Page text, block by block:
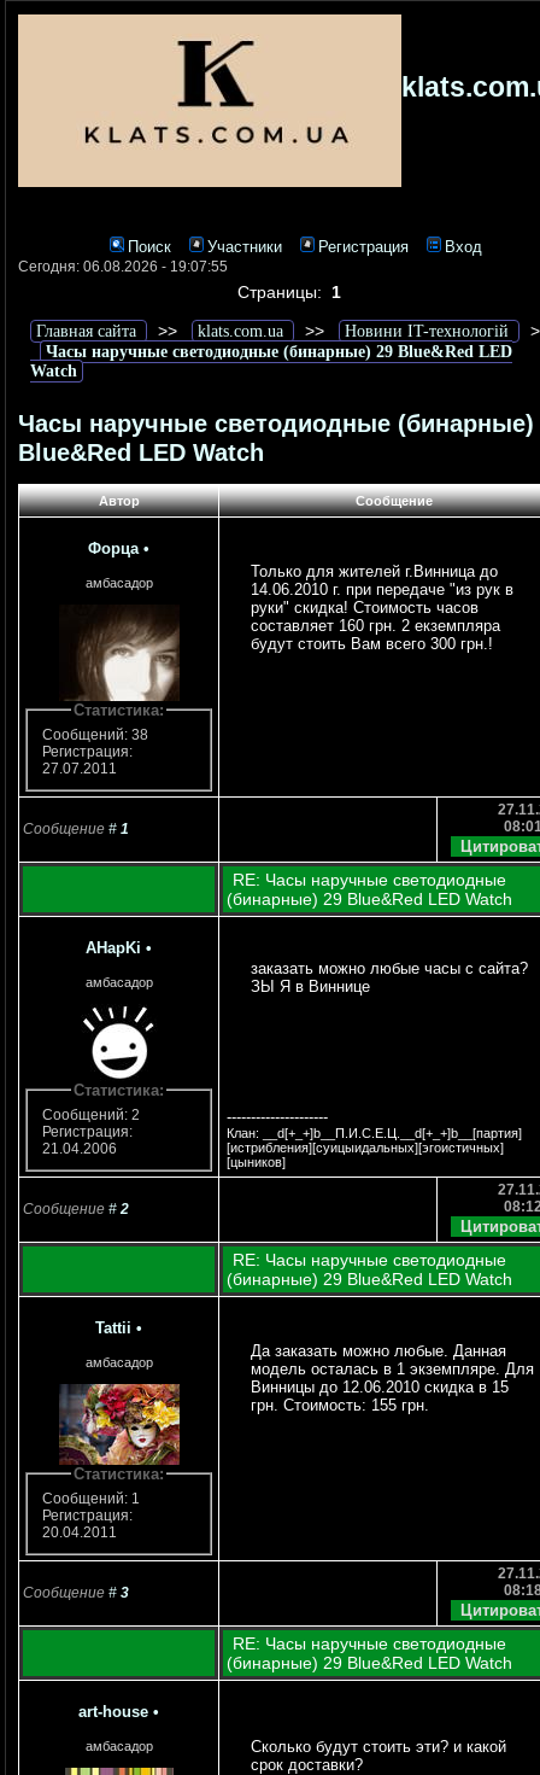
Поиск Участники Регистрация Вход
Сегодня: 06.08.2026 - 19:07:55
Страницы: 1
Главная сайта >> klats.com.ua >> Новини IT-технологій
Часы наручные светодиодные (бинарные) 29 Blue&Red LED
Watch
Часы наручные светодиодные (бинарные)
Blue&Red LED Watch
Автор Сообщение
Форца •
амбасадор
Статистика:
Сообщений: 38
Регистрация:
27.07.2011
Только для жителей г.Винница до
14.06.2010 г. при передаче "из рук в
руки" скидка! Стоимость часов
составляет 160 грн. 2 екземпляра
будут стоить Вам всего 300 грн.!
Сообщение#1
RE: Часы наручные светодиодные
(бинарные) 29 Blue&Red LED Watch
AHapKi •
амбасадор
Статистика:
Сообщений: 2
Регистрация:
21.04.2006
заказать можно любые часы с сайта?
ЗЫ Я в Виннице
---------------------
Клан: __d[+_+]b__П.И.С.Е.Ц.__d[+_+]b__[партия]
[истрибления][суицыидальных][эгоистичных]
[цыников]
Сообщение#2
RE: Часы наручные светодиодные
(бинарные) 29 Blue&Red LED Watch
Tattii •
амбасадор
Статистика:
Сообщений: 1
Регистрация:
20.04.2011
Да заказать можно любые. Данная
модель осталась в 1 экземпляре. Для
Винницы до 12.06.2010 скидка в 15
грн. Стоимость: 155 грн.
Сообщение#3
RE: Часы наручные светодиодные
(бинарные) 29 Blue&Red LED Watch
art-house •
амбасадор
Сколько будут стоить эти? и какой
срок доставки?